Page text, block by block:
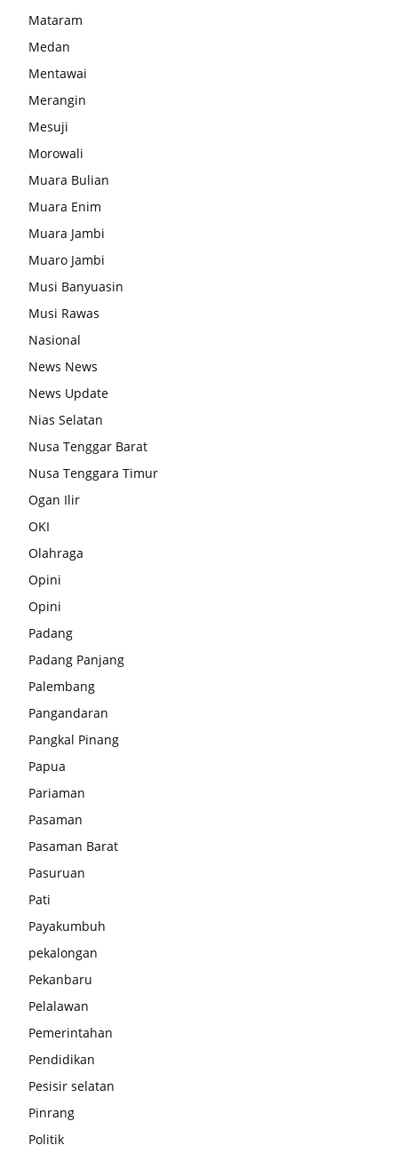
Mataram
Medan
Mentawai
Merangin
Mesuji
Morowali
Muara Bulian
Muara Enim
Muara Jambi
Muaro Jambi
Musi Banyuasin
Musi Rawas
Nasional
News News
News Update
Nias Selatan
Nusa Tenggar Barat
Nusa Tenggara Timur
Ogan Ilir
OKI
Olahraga
Opini
Opini
Padang
Padang Panjang
Palembang
Pangandaran
Pangkal Pinang
Papua
Pariaman
Pasaman
Pasaman Barat
Pasuruan
Pati
Payakumbuh
pekalongan
Pekanbaru
Pelalawan
Pemerintahan
Pendidikan
Pesisir selatan
Pinrang
Politik